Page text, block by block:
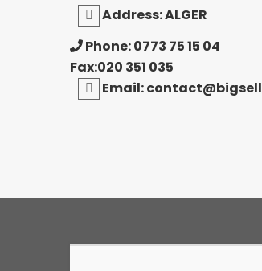
Address: ALGER
Phone: 0773 75 15 04
Fax:020 351 035
Email: